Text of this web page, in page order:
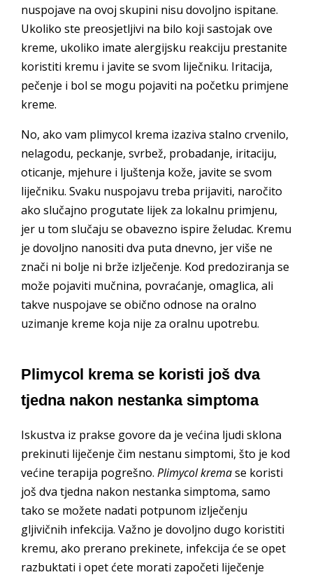
nuspojave na ovoj skupini nisu dovoljno ispitane.
Ukoliko ste preosjetljivi na bilo koji sastojak ove
kreme, ukoliko imate alergijsku reakciju prestanite
koristiti kremu i javite se svom liječniku. Iritacija,
pečenje i bol se mogu pojaviti na početku primjene
kreme.
No, ako vam plimycol krema izaziva stalno crvenilo,
nelagodu, peckanje, svrbež, probadanje, iritaciju,
oticanje, mjehure i ljuštenja kože, javite se svom
liječniku. Svaku nuspojavu treba prijaviti, naročito
ako slučajno progutate lijek za lokalnu primjenu,
jer u tom slučaju se obavezno ispire želudac. Kremu
je dovoljno nanositi dva puta dnevno, jer više ne
znači ni bolje ni brže izlječenje. Kod predoziranja se
može pojaviti mučnina, povraćanje, omaglica, ali
takve nuspojave se obično odnose na oralno
uzimanje kreme koja nije za oralnu upotrebu.
Plimycol krema se koristi još dva
tjedna nakon nestanka simptoma
Iskustva iz prakse govore da je većina ljudi sklona
prekinuti liječenje čim nestanu simptomi, što je kod
većine terapija pogrešno. Plimycol kremase koristi
još dva tjedna nakon nestanka simptoma, samo
tako se možete nadati potpunom izlječenju
gljivičnih infekcija. Važno je dovoljno dugo koristiti
kremu, ako prerano prekinete, infekcija će se opet
razbuktati i opet ćete morati započeti liječenje